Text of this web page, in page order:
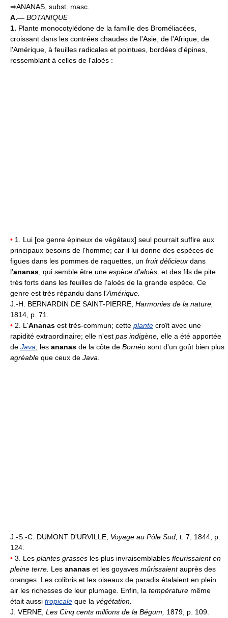
⇒ANANAS, subst. masc.
A.— BOTANIQUE
1. Plante monocotylédone de la famille des Broméliacées,
croissant dans les contrées chaudes de l'Asie, de l'Afrique, de
l'Amérique, à feuilles radicales et pointues, bordées d'épines,
ressemblant à celles de l'aloès :
• 1. Lui [ce genre épineux de végétaux] seul pourrait suffire aux
principaux besoins de l'homme; car il lui donne des espèces de
figues dans les pommes de raquettes, un fruit délicieux dans
l'ananas , qui semble être une espèce d'aloès, et des fils de pite
très forts dans les feuilles de l'aloès de la grande espèce. Ce
genre est très répandu dans l'Amérique.
J.-H. BERNARDIN DE SAINT-PIERRE, Harmonies de la nature,
1814, p. 71.
• 2. L'Ananas est très-commun; cette plante croît avec une
rapidité extraordinaire; elle n'est pas indigène, elle a été apportée
de Java; les ananas de la côte de Bornéo sont d'un goût bien plus
agréable que ceux de Java.
J.-S.-C. DUMONT D'URVILLE, Voyage au Pôle Sud, t. 7, 1844, p.
124.
• 3. Les plantes grasses les plus invraisemblables fleurissaient en
pleine terre. Les ananas et les goyaves mûrissaientauprès des
oranges. Les colibris et les oiseaux de paradis étalaient en plein
air les richesses de leur plumage. Enfin, la température même
était aussi tropicale que la végétation.
J. VERNE, Les Cinq cents millions de la Bégum, 1879, p. 109.